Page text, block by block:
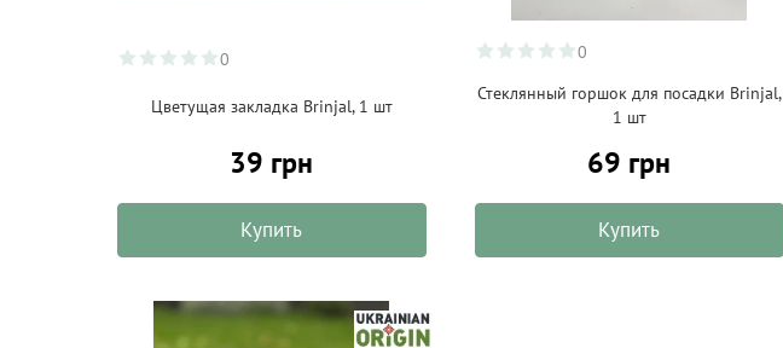
0
Цветущая закладка Brinjal, 1 шт
39 грн
Купить
0
Стеклянный горшок для посадки Brinjal,
1 шт
69 грн
Купить